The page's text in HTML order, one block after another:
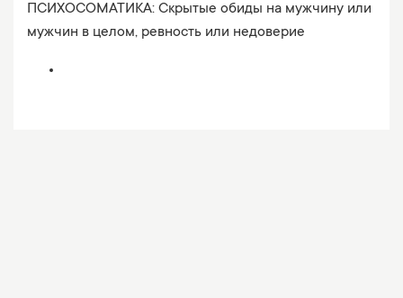
ПСИХОСОМАТИКА: Скрытые обиды на мужчину или
мужчин в целом, ревность или недоверие